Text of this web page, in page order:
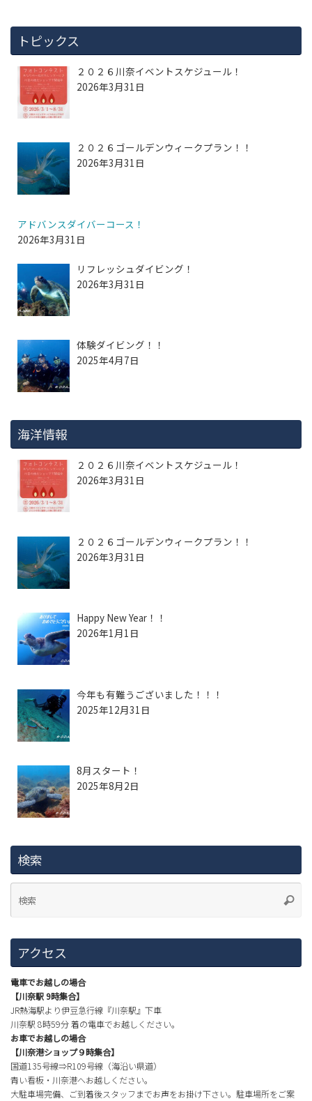
トピックス
２０２６川奈イベントスケジュール！
2026年3月31日
２０２６ゴールデンウィークプラン！！
2026年3月31日
アドバンスダイバーコース！
2026年3月31日
リフレッシュダイビング！
2026年3月31日
体験ダイビング！！
2025年4月7日
海洋情報
２０２６川奈イベントスケジュール！
2026年3月31日
２０２６ゴールデンウィークプラン！！
2026年3月31日
Happy New Year！！
2026年1月1日
今年も有難うございました！！！
2025年12月31日
8月スタート！
2025年8月2日
検索
アクセス
電車でお越しの場合
【川奈駅 9時集合】
JR熱海駅より伊豆急行線『川奈駅』下車
川奈駅 8時59分 着の電車でお越しください。
お車でお越しの場合
【川奈港ショップ９時集合】
国道135号線⇒R109号線（海沿い県道）
青い看板・川奈港へお越しください。
大駐車場完備、ご到着後スタッフまでお声をお掛け下さい。駐車場所をご案